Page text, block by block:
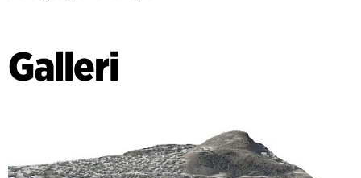
Galleri